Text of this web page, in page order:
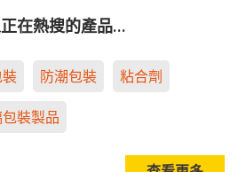
在熱搜的產品…
裝 防潮包裝 粘合劑
裝製品